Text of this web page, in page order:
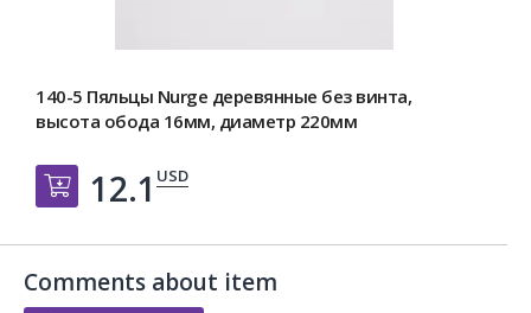
140-5 Пяльцы Nurge деревянные без винта,
высота обода 16мм, диаметр 220мм
Добавить в корзину
12.1 USD
Comments about item